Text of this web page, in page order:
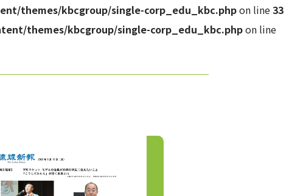
themes/kbcgroup/single-corp_edu_kbc.phpon line33
themes/kbcgroup/single-corp_edu_kbc.phpon line